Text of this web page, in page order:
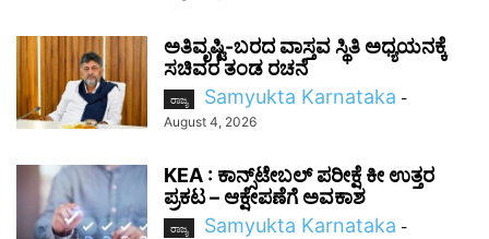
ಅತಿವೃಷ್ಟಿ-ಬರದ ವಾಸ್ತವ ಸ್ಥಿತಿ ಅಧ್ಯಯನಕ್ಕೆ
ಸಚಿವರ ತಂಡ ರಚನೆ
ರಾಜ್ಯ Samyukta Karnataka -
August 4, 2026
KEA : ಕಾನ್ಸ್‌ಟೇಬಲ್ ಪರೀಕ್ಷೆ ಕೀ ಉತ್ತರ
ಪ್ರಕಟ – ಆಕ್ಷೇಪಣೆಗೆ ಅವಕಾಶ
ರಾಜ್ಯ Samyukta Karnataka -